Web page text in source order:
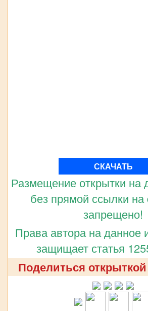
СКАЧАТЬ
Размещение открытки на
без прямой ссылки на
запрещено!
Права автора на данное
защищает статья
Поделиться открыткой